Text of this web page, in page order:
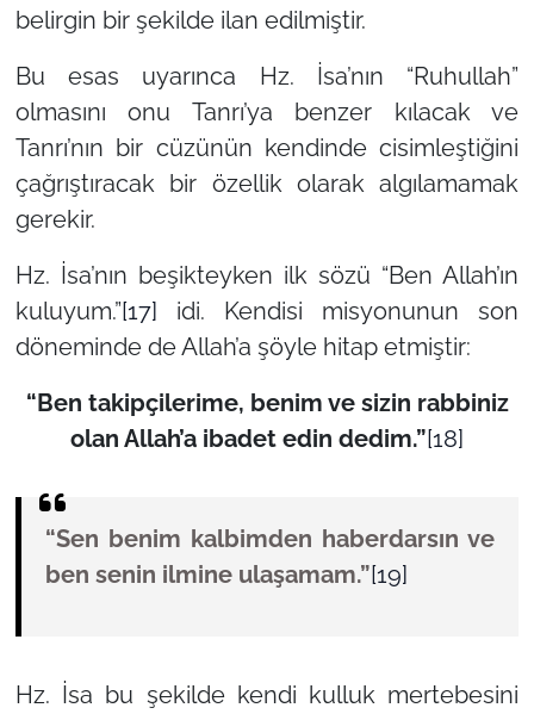
belirgin bir şekilde ilan edilmiştir.
Bu esas uyarınca Hz. İsa’nın “Ruhullah”
olmasını onu Tanrı’ya benzer kılacak ve
Tanrı’nın bir cüzünün kendinde cisimleştiğini
çağrıştıracak bir özellik olarak algılamamak
gerekir.
Hz. İsa’nın beşikteyken ilk sözü “Ben Allah’ın
kuluyum.”[17] idi. Kendisi misyonunun son
döneminde de Allah’a şöyle hitap etmiştir:
“Ben takipçilerime, benim ve sizin rabbiniz
olan Allah’a ibadet edin dedim.”[18]
“Sen benim kalbimden haberdarsın ve
ben senin ilmine ulaşamam.”[19]
Hz. İsa bu şekilde kendi kulluk mertebesini